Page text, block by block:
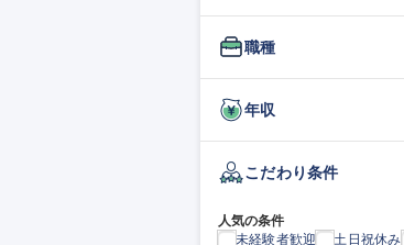
職種
年収
こだわり条件
人気の条件
未経験者歓迎
土日祝休み